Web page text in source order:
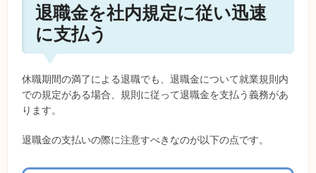
退職金を社内規定に従い迅速
に支払う
休職期間の満了による退職でも、退職金について就業規則内
での規定がある場合、規則に従って退職金を支払う義務があ
ります。
退職金の支払いの際に注意すべきなのが以下の点です。